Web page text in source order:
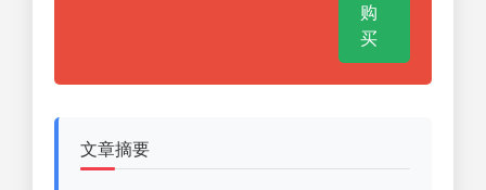
购
买
文章摘要